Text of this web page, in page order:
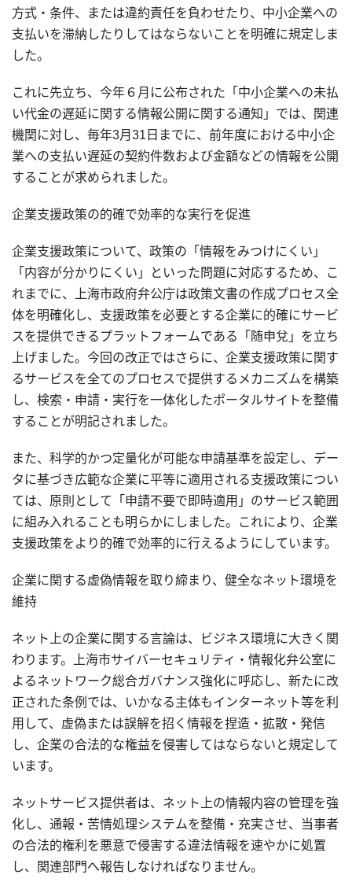
方式・条件、または違約責任を負わせたり、中小企業への
支払いを滞納したりしてはならないことを明確に規定しま
した。
これに先立ち、今年６月に公布された「中小企業への未払
い代金の遅延に関する情報公開に関する通知」では、関連
機関に対し、毎年3月31日までに、前年度における中小企
業への支払い遅延の契約件数および金額などの情報を公開
することが求められました。
企業支援政策の的確で効率的な実行を促進
企業支援政策について、政策の「情報をみつけにくい」
「内容が分かりにくい」といった問題に対応するため、こ
れまでに、上海市政府弁公庁は政策文書の作成プロセス全
体を明確化し、支援政策を必要とする企業に的確にサービ
スを提供できるプラットフォームである「随申兌」を立ち
上げました。今回の改正ではさらに、企業支援政策に関す
るサービスを全てのプロセスで提供するメカニズムを構築
し、検索・申請・実行を一体化したポータルサイトを整備
することが明記されました。
また、科学的かつ定量化が可能な申請基準を設定し、デー
タに基づき広範な企業に平等に適用される支援政策につい
ては、原則として「申請不要で即時適用」のサービス範囲
に組み入れることも明らかにしました。これにより、企業
支援政策をより的確で効率的に行えるようにしています。
企業に関する虚偽情報を取り締まり、健全なネット環境を
維持
ネット上の企業に関する言論は、ビジネス環境に大きく関
わります。上海市サイバーセキュリティ・情報化弁公室に
よるネットワーク総合ガバナンス強化に呼応し、新たに改
正された条例では、いかなる主体もインターネット等を利
用して、虚偽または誤解を招く情報を捏造・拡散・発信
し、企業の合法的な権益を侵害してはならないと規定して
います。
ネットサービス提供者は、ネット上の情報内容の管理を強
化し、通報・苦情処理システムを整備・充実させ、当事者
の合法的権利を悪意で侵害する違法情報を速やかに処置
し、関連部門へ報告しなければなりません。